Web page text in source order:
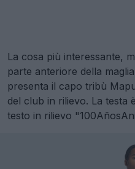
La cosa più interessante,
parte anteriore della
presenta il capo tribù
del club in rilievo. La testa
testo in rilievo